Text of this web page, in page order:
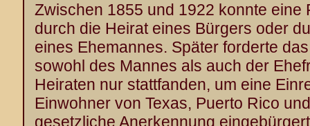
Zwischen 1855 und 1922 konnte eine
durch die Heirat eines Bürgers oder
eines Ehemannes. Später forderte
sowohl des Mannes als auch der
Heiraten nur stattfanden, um eine
Einwohner von Texas, Puerto Rico
gesetzliche Anerkennung